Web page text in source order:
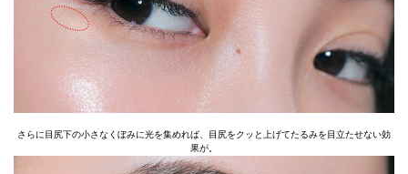
さらに目尻下の小さなくぼみに光を集めれば、目尻をクッと上げてたるみを目立たせない効
果が。